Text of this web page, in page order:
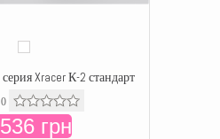
Xracer К-2 стандарт
грн